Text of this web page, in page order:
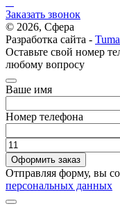
Заказать звонок
© 2026, Сфера
Разработка сайта -
Оставьте свой номер
любому вопросу
Ваше имя
Номер телефона
Оформить заказ
Отправляя форму, вы
персональных данных